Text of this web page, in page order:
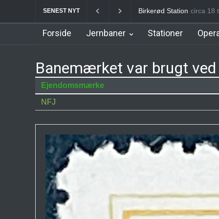
SENEST NYT Allerød Station circa 18
Forside Jernbaner Stationer
Banemærket var brugt
Ejendomsmærke
NFJ